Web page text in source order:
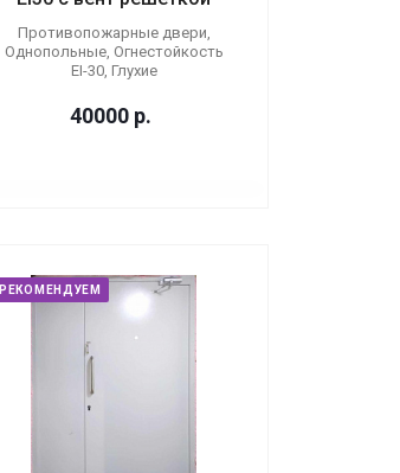
Противопожарные двери,
Однопольные, Огнестойкость
EI-30, Глухие
40000 р.
РЕКОМЕНДУЕМ